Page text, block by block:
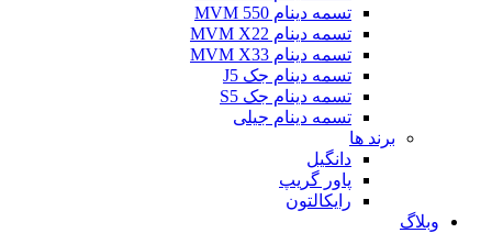
تسمه دینام MVM 550
تسمه دینام MVM X22
تسمه دینام MVM X33
تسمه دینام جک J5
تسمه دینام جک S5
تسمه دینام جیلی
برند ها
دانگیل
پاور گریپ
رایکالتون
وبلاگ